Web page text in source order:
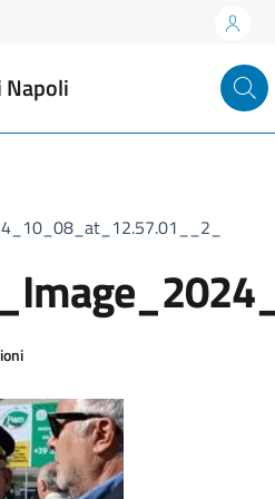
Napoli